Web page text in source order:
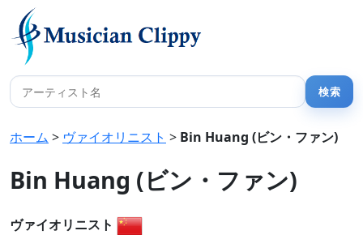
ホーム > ヴァイオリニスト > Bin Huang (ビン・ファン)
Bin Huang (ビン・ファン)
ヴァイオリニスト